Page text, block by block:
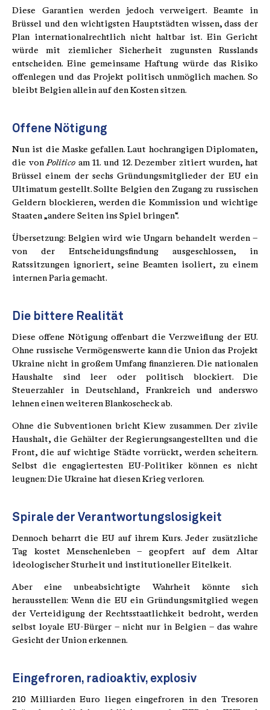
Diese Garantien werden jedoch verweigert. Beamte in
Brüssel und den wichtigsten Hauptstädten wissen, dass der
Plan internationalrechtlich nicht haltbar ist. Ein Gericht
würde mit ziemlicher Sicherheit zugunsten Russlands
entscheiden. Eine gemeinsame Haftung würde das Risiko
offenlegen und das Projekt politisch unmöglich machen. So
bleibt Belgien allein auf den Kosten sitzen.
Offene Nötigung
Nun ist die Maske gefallen. Laut hochrangigen Diplomaten,
die von Politico am 11. und 12. Dezember zitiert wurden, hat
Brüssel einem der sechs Gründungsmitglieder der EU ein
Ultimatum gestellt. Sollte Belgien den Zugang zu russischen
Geldern blockieren, werden die Kommission und wichtige
Staaten „andere Seiten ins Spiel bringen“.
Übersetzung: Belgien wird wie Ungarn behandelt werden –
von der Entscheidungsfindung ausgeschlossen, in
Ratssitzungen ignoriert, seine Beamten isoliert, zu einem
internen Paria gemacht.
Die bittere Realität
Diese offene Nötigung offenbart die Verzweiflung der EU.
Ohne russische Vermögenswerte kann die Union das Projekt
Ukraine nicht in großem Umfang finanzieren. Die nationalen
Haushalte sind leer oder politisch blockiert. Die
Steuerzahler in Deutschland, Frankreich und anderswo
lehnen einen weiteren Blankoscheck ab.
Ohne die Subventionen bricht Kiew zusammen. Der zivile
Haushalt, die Gehälter der Regierungsangestellten und die
Front, die auf wichtige Städte vorrückt, werden scheitern.
Selbst die engagiertesten EU-Politiker können es nicht
leugnen: Die Ukraine hat diesen Krieg verloren.
Spirale der Verantwortungslosigkeit
Dennoch beharrt die EU auf ihrem Kurs. Jeder zusätzliche
Tag kostet Menschenleben – geopfert auf dem Altar
ideologischer Sturheit und institutioneller Eitelkeit.
Aber eine unbeabsichtigte Wahrheit könnte sich
herausstellen: Wenn die EU ein Gründungsmitglied wegen
der Verteidigung der Rechtsstaatlichkeit bedroht, werden
selbst loyale EU-Bürger – nicht nur in Belgien – das wahre
Gesicht der Union erkennen.
Eingefroren, radioaktiv, explosiv
210 Milliarden Euro liegen eingefroren in den Tresoren